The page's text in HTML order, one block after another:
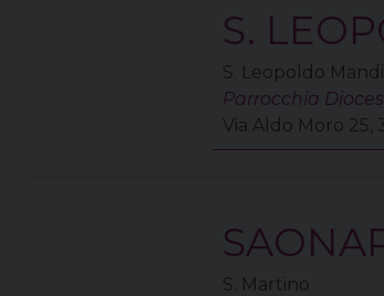
S.
S. Leopoldo
Parrocchia
Via Aldo Moro 25,
S. Martino